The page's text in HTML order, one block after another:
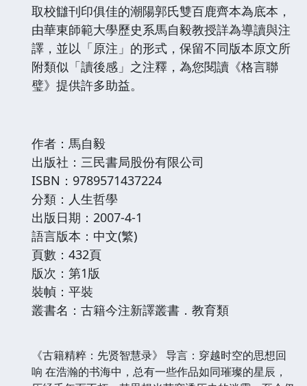
取校讎刊印俱佳的潮陽郭氏雙百鹿齊本為底本，
由華東師範大學歷史系馬自毅教授詳為導讀與注
譯，並以「原注」的形式，保留不同版本原文所
附類似「讀後感」之注釋，為您閱讀《格言聯
璧》提供許多助益。
作者：馬自毅
出版社：三民書局股份有限公司
ISBN：9789571437224
分類：人生哲學
出版日期：2007-4-1
語言版本：中文(繁)
頁數：432頁
版次：第1版
裝幀：平裝
叢書名：古籍今注新譯叢書．教育類
《古籍精粹：先贤智慧录》 导言：穿越时空的思想回
响 在浩瀚的书海中，总有一些作品如同璀璨的星辰，